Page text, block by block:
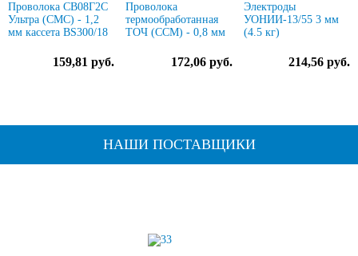
Проволока СВ08Г2С
Ультра (СМС) - 1,2
мм кассета BS300/18
159,81 руб.
Проволока
термообработанная
ТОЧ (ССМ) - 0,8 мм
172,06 руб.
Электроды
УОНИИ-13/55 3 мм
(4.5 кг)
214,56 руб.
НАШИ ПОСТАВЩИКИ